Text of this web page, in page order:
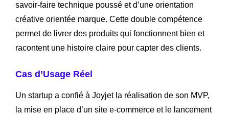
savoir‑faire technique poussé et d’une orientation
créative orientée marque. Cette double compétence
permet de livrer des produits qui fonctionnent bien et
racontent une histoire claire pour capter des clients.
Cas d’Usage Réel
Un startup a confié à Joyjet la réalisation de son MVP,
la mise en place d’un site e‑commerce et le lancement